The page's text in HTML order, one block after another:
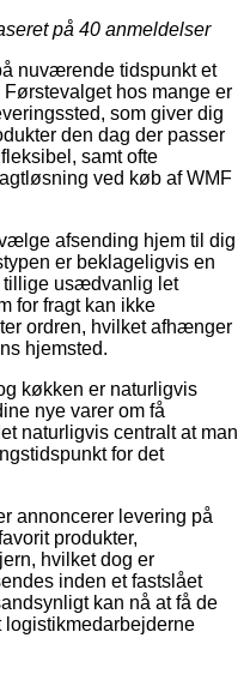
på 40 anmeldelser
nuværende tidspunkt et
hos mange er
som giver dig
den dag der passer
samt ofte
ved køb af WMF
afsending hjem til dig
er beklageligvis en
tillige usædvanlig let
for fragt kan ikke
ordren, hvilket afhænger
hjemsted.
køkken er naturligvis
nye varer om få
naturligvis centralt at man
for det
annoncerer levering på
produkter,
hvilket dog er
inden et fastslået
kan nå at få de
logistikmedarbejderne